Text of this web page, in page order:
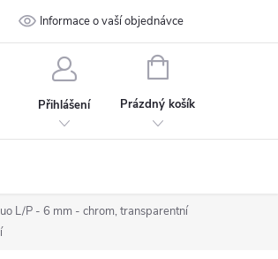
osobních údajů Kontakt
Informace o vaší objednávce
Přihlášení
NÁKUPNÍ
Prázdný košík
L/P - 6 mm - chrom, transparentní